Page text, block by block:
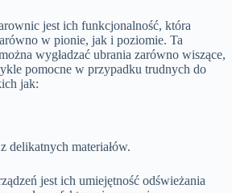
jest ich funkcjonalność, która
w pionie, jak i poziomie. Ta
wygładzać ubrania zarówno wiszące,
pomocne w przypadku trudnych do
jak:
delikatnych materiałów.
jest ich umiejętność odświeżania